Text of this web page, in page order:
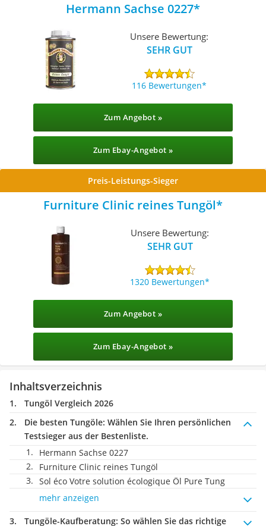
Hermann Sachse 0227
Unsere Bewertung:
SEHR GUT
116 Bewertungen
Zum Angebot »
Zum Ebay-Angebot »
Preis-Leistungs-Sieger
Furniture Clinic reines Tungöl
Unsere Bewertung:
SEHR GUT
1320 Bewertungen
Zum Angebot »
Zum Ebay-Angebot »
Inhaltsverzeichnis
Tungöl Vergleich 2026
Die besten Tungöle: Wählen Sie Ihren persönlichen
Testsieger aus der Bestenliste.
Hermann Sachse 0227
Furniture Clinic reines Tungöl
Sol éco Votre solution écologique Öl Pure Tung
mehr anzeigen
Tungöle-Kaufberatung: So wählen Sie das richtige